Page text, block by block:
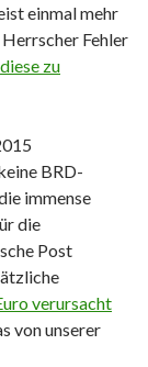
einmal mehr
Fehler
diese zu
BRD-
immense
die
Post
verursacht
von unserer